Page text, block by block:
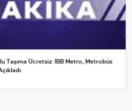
Taşıma Ücretsiz: İBB Metro, Metrobüs